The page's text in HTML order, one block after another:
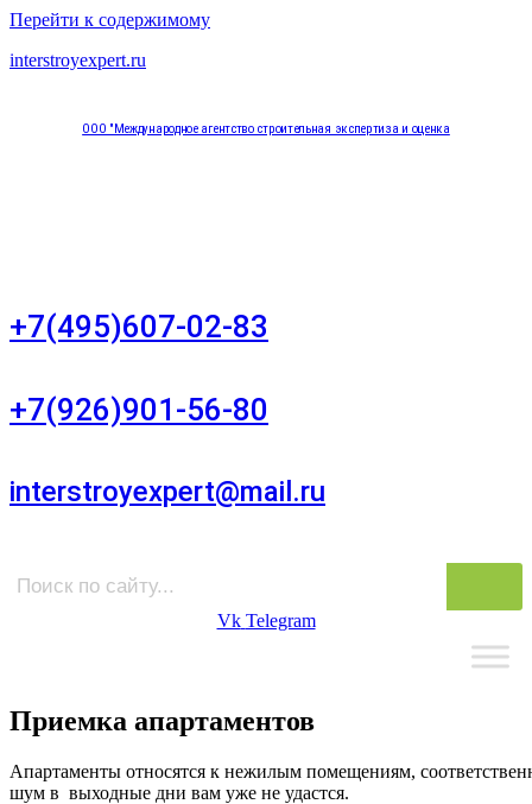
Перейти к содержимому
interstroyexpert.ru
ООО "Международное агентство строительная экспертиза и оценка
+7(495)607-02-83
+7(926)901-56-80
interstroyexpert@mail.ru
Vk Telegram
Приемка апартаментов
Апартаменты относятся к нежилым помещениям,
шум в выходные дни вам уже не удастся.